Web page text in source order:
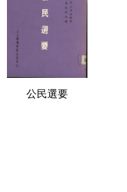
公民選要